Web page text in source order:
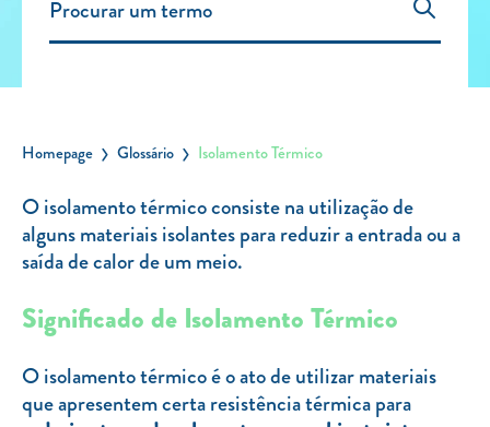
Carregar Fora de Casa
Leituras
Sobre nós
Contactos
FAQ
Blog
Mais informações
SERVIÇOS
Homepage Glossário Isolamento Térmico
O isolamento térmico consiste na utilização de
alguns materiais isolantes para reduzir a entrada ou a
saída de calor de um meio.
Significado de Isolamento Térmico
O isolamento térmico é o ato de utilizar materiais
que apresentem certa resistência térmica para